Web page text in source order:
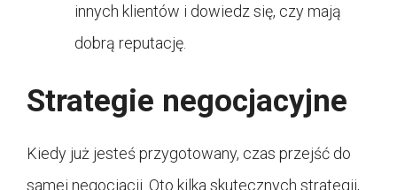
innych klientów i dowiedz się, czy mają
dobrą reputację.
Strategie negocjacyjne
Kiedy już jesteś przygotowany, czas przejść do
samej negocjacji. Oto kilka skutecznych strategii,